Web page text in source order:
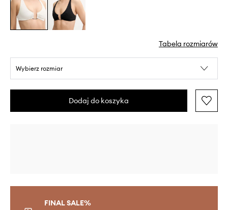
Tabela rozmiarów
Wybierz rozmiar
Dodaj do koszyka
FINAL SALE%